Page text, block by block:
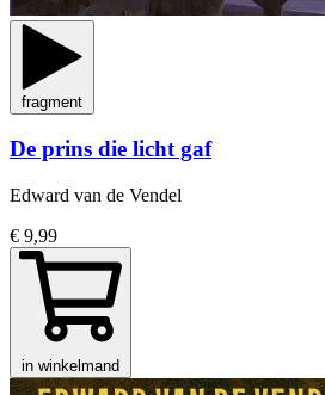
fragment
De prins die licht gaf
Edward van de Vendel
€ 9,99
in winkelmand